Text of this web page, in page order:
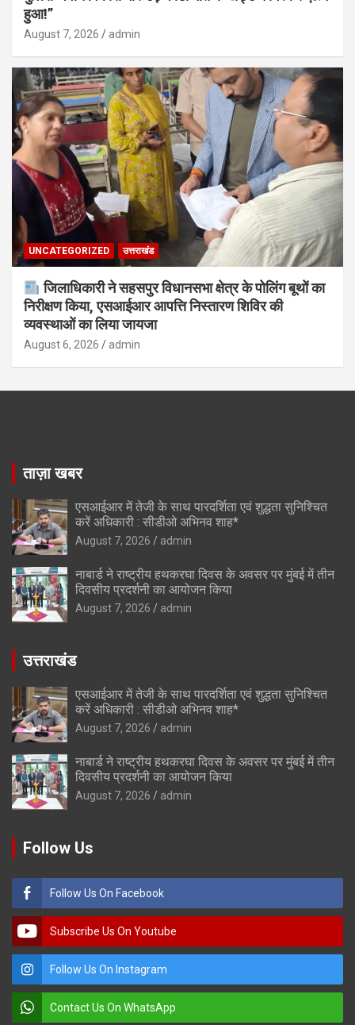
हुआ!”
August 7, 2026 admin
UNCATEGORIZED उत्तराखंड
जिलाधिकारी ने सहसपुर विधानसभा क्षेत्र के पोलिंग बूथों का
निरीक्षण किया, एसआईआर आपत्ति निस्तारण शिविर की
व्यवस्थाओं का लिया जायजा
August 6, 2026 admin
ताज़ा खबर
एसआईआर में तेजी के साथ पारदर्शिता एवं शुद्धता सुनिश्चित
करें अधिकारी : सीडीओ अभिनव शाह*
August 7, 2026 admin
नाबार्ड ने राष्ट्रीय हथकरघा दिवस के अवसर पर मुंबई में तीन
दिवसीय प्रदर्शनी का आयोजन किया
August 7, 2026 admin
उत्तराखंड
एसआईआर में तेजी के साथ पारदर्शिता एवं शुद्धता सुनिश्चित
करें अधिकारी : सीडीओ अभिनव शाह*
August 7, 2026 admin
नाबार्ड ने राष्ट्रीय हथकरघा दिवस के अवसर पर मुंबई में तीन
दिवसीय प्रदर्शनी का आयोजन किया
August 7, 2026 admin
Follow Us
Follow Us On Facebook
Subscribe Us On Youtube
Follow Us On Instagram
Contact Us On WhatsApp